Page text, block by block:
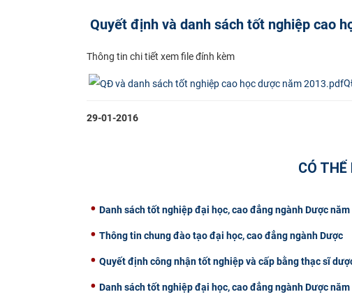
Quyết định và danh sách tốt nghiệp cao
Thô​ng tin chi tiết xem file đính kèm​
29-01-2016
CÓ
Danh sách tốt nghiệp đại học, cao đẳng ngành Dược
Thông tin chung đào tạo đại học, cao đẳng ngành Dược
Quyết định công nhận tốt nghiệp và cấp bằng thạc sĩ
Danh sách tốt nghiệp đại học, cao đẳng ngành Dược